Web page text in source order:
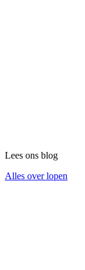
Lees ons blog
Alles over lopen